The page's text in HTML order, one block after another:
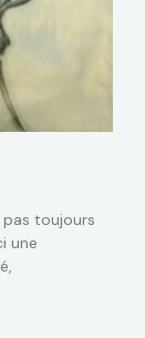
pas toujours
une